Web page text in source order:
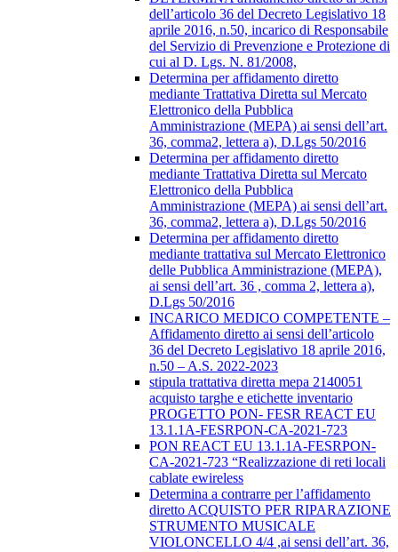
dell’articolo 36 del Decreto Legislativo 18
aprile 2016, n.50, incarico di Responsabile
del Servizio di Prevenzione e Protezione di
cui al D. Lgs. N. 81/2008,
Determina per affidamento diretto
mediante Trattativa Diretta sul Mercato
Elettronico della Pubblica
Amministrazione (MEPA) ai sensi dell’art.
36, comma2, lettera a), D.Lgs 50/2016
Determina per affidamento diretto
mediante Trattativa Diretta sul Mercato
Elettronico della Pubblica
Amministrazione (MEPA) ai sensi dell’art.
36, comma2, lettera a), D.Lgs 50/2016
Determina per affidamento diretto
mediante trattativa sul Mercato Elettronico
delle Pubblica Amministrazione (MEPA),
ai sensi dell’art. 36 , comma 2, lettera a),
D.Lgs 50/2016
INCARICO MEDICO COMPETENTE –
Affidamento diretto ai sensi dell’articolo
36 del Decreto Legislativo 18 aprile 2016,
n.50 – A.S. 2022-2023
stipula trattativa diretta mepa 2140051
acquisto targhe e etichette inventario
PROGETTO PON- FESR REACT EU
13.1.1A-FESRPON-CA-2021-723
PON REACT EU 13.1.1A-FESRPON-
CA-2021-723 “Realizzazione di reti locali
cablate ewireless
Determina a contrarre per l’affidamento
diretto ACQUISTO PER RIPARAZIONE
STRUMENTO MUSICALE
VIOLONCELLO 4/4 ,ai sensi dell’art. 36,